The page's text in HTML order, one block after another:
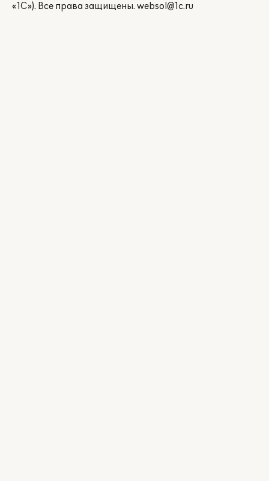
«1С»). Все права защищены. websol@1c.ru